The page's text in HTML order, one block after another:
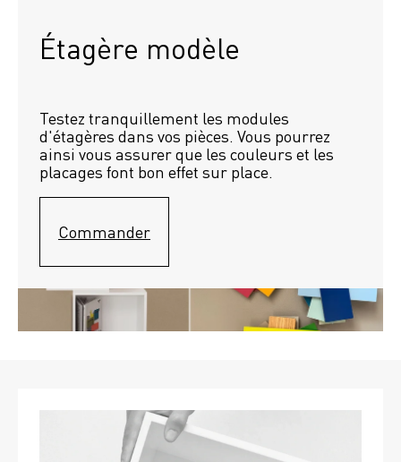
Étagère modèle
Testez tranquillement les modules
d'étagères dans vos pièces. Vous pourrez
ainsi vous assurer que les couleurs et les
placages font bon effet sur place.
Commander